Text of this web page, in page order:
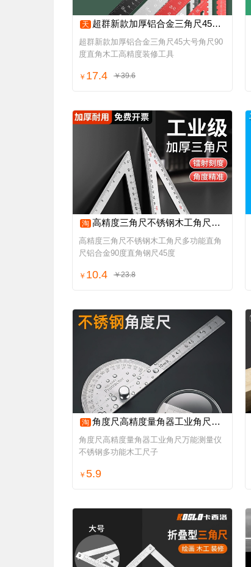
天 超群新款加厚铝合金三角尺45大号角尺90度直角木工高精度装修工具
超群新款加厚铝合金三角尺45大号角尺90
度直角木工高精度装修工具
￥ 17.4 ￥39.6
淘 高精度三角尺不锈钢木工角尺多功能直角尺铝合金90度直角钢尺45度
高精度三角尺不锈钢木工角尺多功能直角
尺铝合金90度直角钢尺45度
￥ 10.4 ￥23.8
淘 角度尺高精度量角器工业角尺万能测量仪不锈钢多功能木工尺子
角度尺高精度量角器工业角尺万能测量仪
不锈钢多功能木工尺子
￥ 5.9